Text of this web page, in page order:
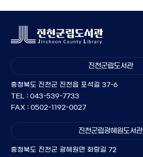
진천군립도서관
충청북도 진천군 진천읍 포석길 37-6
TEL : 043-539-7733
FAX : 0502-1192-0027
진천군립광혜원도서관
충청북도 진천군 광혜원면 화랑길 72